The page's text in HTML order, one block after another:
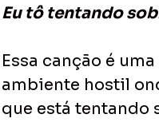
Eu tô tentando
Essa canção é
ambiente hostil
que está tentando